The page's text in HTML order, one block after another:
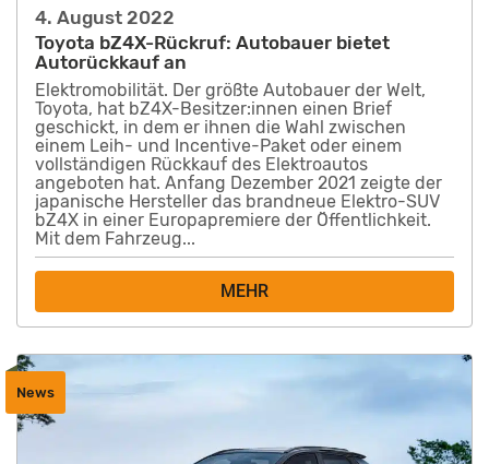
4. August 2022
Toyota bZ4X-Rückruf: Autobauer bietet
Autorückkauf an
Elektromobilität. Der größte Autobauer der Welt,
Toyota, hat bZ4X-Besitzer:innen einen Brief
geschickt, in dem er ihnen die Wahl zwischen
einem Leih- und Incentive-Paket oder einem
vollständigen Rückkauf des Elektroautos
angeboten hat. Anfang Dezember 2021 zeigte der
japanische Hersteller das brandneue Elektro-SUV
bZ4X in einer Europapremiere der Öffentlichkeit.
Mit dem Fahrzeug...
MEHR
News